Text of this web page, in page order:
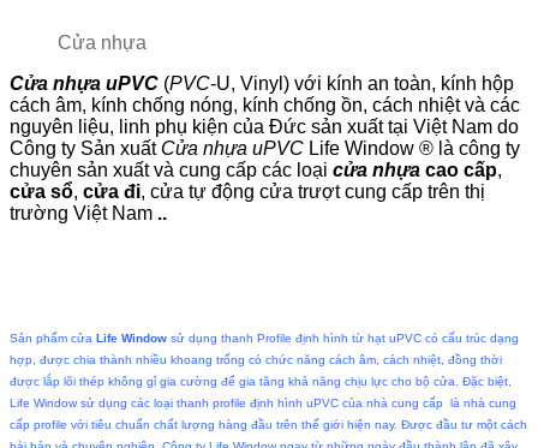
Cửa nhựa
Cửa nhựa uPVC (PVC-U, Vinyl) với kính an toàn, kính hộp
cách âm, kính chống nóng, kính chống ồn, cách nhiệt và các
nguyên liệu, linh phụ kiện của Đức sản xuất tại Việt Nam do
Công ty Sản xuất Cửa nhựa uPVC Life Window ® là công ty
chuyên sản xuất và cung cấp các loại cửa nhựa cao cấp,
cửa sổ, cửa đi, cửa tự động cửa trượt cung cấp trên thị
trường Việt Nam ..
Sản phẩm cửa Life Window sử dụng thanh Profile định hình từ hạt uPVC có cấu trúc dạng
hợp, được chia thành nhiều khoang trống có chức năng cách âm, cách nhiệt, đồng thời
được lắp lõi thép không gỉ gia cường để gia tăng khả năng chịu lực cho bộ cửa. Đặc biệt,
Life Window sử dụng các loại thanh profile định hình uPVC của nhà cung cấp
là nhà cung
cấp profile với tiêu chuẩn chất lượng hàng đầu trên thế giới hiện nay. Được đầu tư một cách